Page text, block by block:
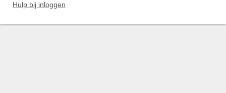
Hulp bij inloggen